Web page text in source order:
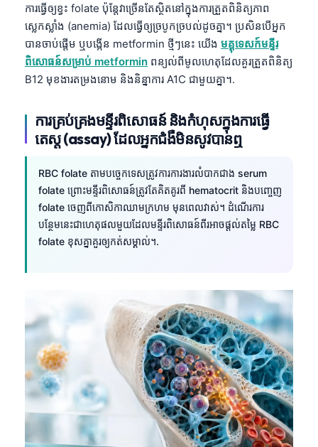
ការធ្វើឲ្យខ្វះ folate ប៉ុន្តែវាច្រើនតែស្ថិតនៅក្នុងការត្រួតពិនិត្យភាព
ស្លេកស្លាំង (anemia) ដែលធ្វើឲ្យច្របូកច្របល់ដូចគ្នា។ ប្រសិនបើអ្នក
បានចាប់ផ្តើម ឬបង្កើន metformin ថ្មីៗនេះ យើង មគ្គុទេសក៍មន្ទីរ
ពិសោធន៍សម្រាប់ metformin ពន្យល់ពីមូលហេតុដែលគួរត្រួតពិនិត្យ
B12 មុខងារតម្រងនោម និងនិន្នាការ A1C ជាមួយគ្នា។.
ការគ្រប់គ្រងមន្ទីរពិសោធន៍ និងកំហុសក្នុងការធ្វើ
តេស្ត (assay) ដែលអ្នកជំងឺមិនសូវបានឮ
RBC folate តាមបច្ចេកទេសត្រូវការការងារលំបាកជាង serum
folate ព្រោះមន្ទីរពិសោធន៍ត្រូវតែគិតគូរពី hematocrit និងបញ្ចេញ
folate ចេញពីកោសិកាឈាមក្រហម មុនពេលវាស់។ ដំណើរការ
បន្ថែមនេះជាហេតុផលមួយដែលមន្ទីរពិសោធន៍ពីរអាចផ្តល់តម្លៃ RBC
folate ខុសគ្នាគួរឲ្យកត់សម្គាល់។.
ქართული
Русский
Lietuvių kalba
Polski
한국어
বাংলা
اردو
मराठी
తెలుగు
ગુજરાતી
മലയാളം
Bahasa Melayu
Tiếng Việt
Tagalog